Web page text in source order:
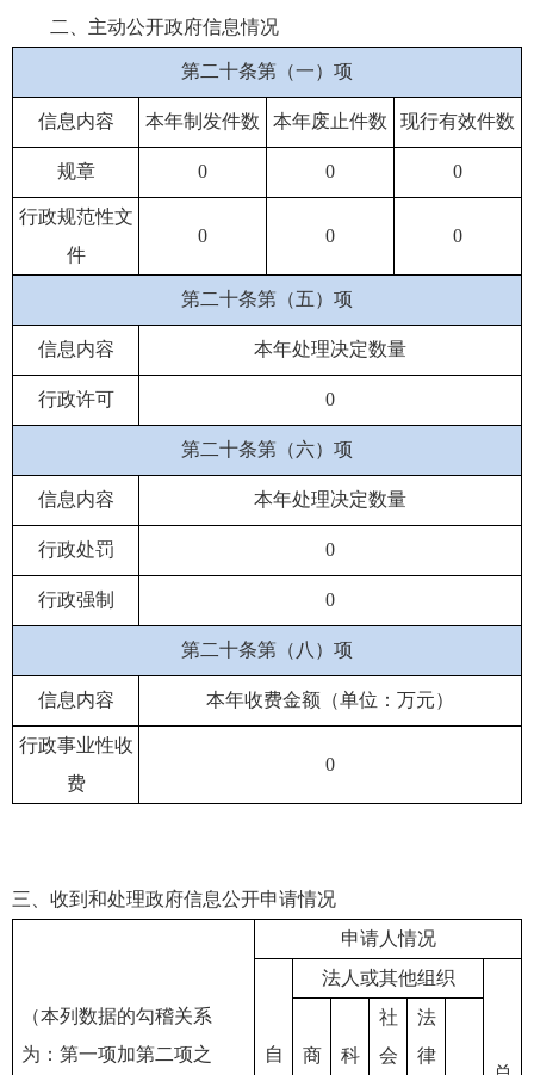
二、主动公开政府信息情况
第二十条第（一）项
信息内容 本年制发件数 本年废止件数 现行有效件数
规章 0 0 0
行政规范性文
件
0 0 0
第二十条第（五）项
信息内容 本年处理决定数量
行政许可 0
第二十条第（六）项
信息内容 本年处理决定数量
行政处罚 0
行政强制 0
第二十条第（八）项
信息内容 本年收费金额（单位：万元）
行政事业性收
费
0
三、收到和处理政府信息公开申请情况
（本列数据的勾稽关系
为：第一项加第二项之
申请人情况
自
法人或其他组织
商 科
社
会
法
律